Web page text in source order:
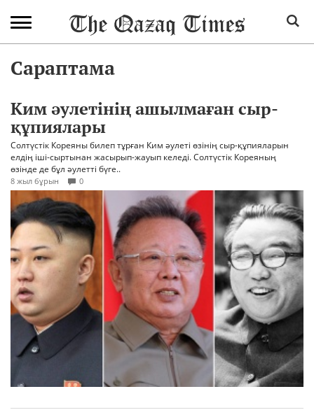
Сараптама
Ким әулетінің ашылмаған сыр-
құпиялары
Солтүстік Кореяны билеп тұрған Ким әулеті өзінің сыр-құпияларын
елдің іші-сыртынан жасырып-жауып келеді. Солтүстік Кореяның
өзінде де бұл әулетті бүге..
8 жыл бұрын 0